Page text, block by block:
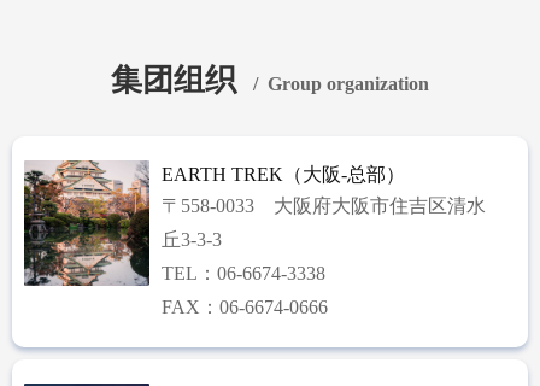
集团组织 / Group organization
EARTH TREK（大阪-总部）
〒558-0033 大阪府大阪市住吉区清水
丘3-3-3
TEL：06-6674-3338
FAX：06-6674-0666